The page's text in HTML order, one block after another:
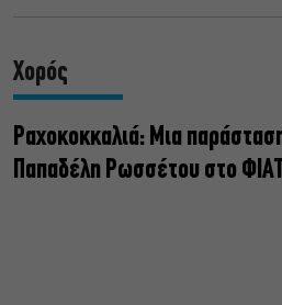
Χορός
Ραχοκοκκαλιά: Μια
Παπαδέλη Ρωσσέτου στο